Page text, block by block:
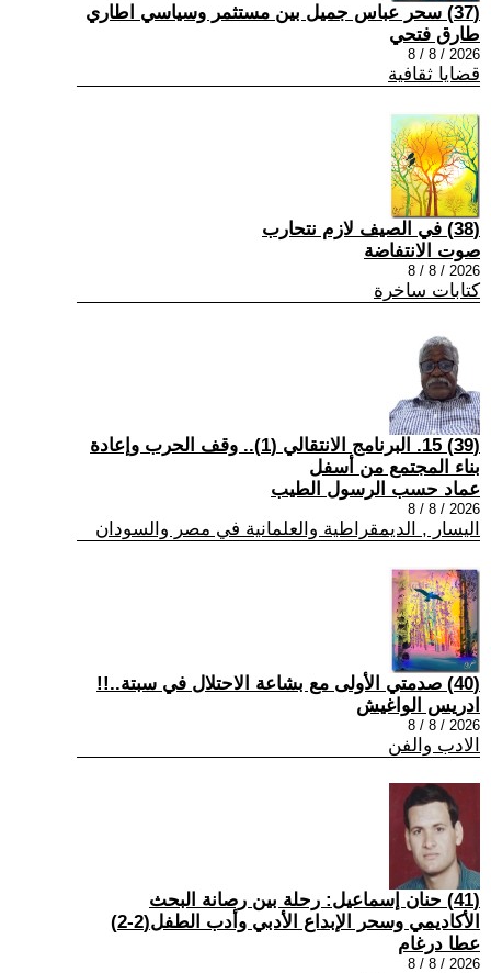
(37) سحر عباس جميل بين مستثمر وسياسي اطاري
طارق فتحي
2026 / 8 / 8
قضايا ثقافية
(38) في الصيف لازم نتحارب
صوت الانتفاضة
2026 / 8 / 8
كتابات ساخرة
(39) 15. البرنامج الانتقالي (1).. وقف الحرب وإعادة
بناء المجتمع من أسفل
عماد حسب الرسول الطيب
2026 / 8 / 8
اليسار , الديمقراطية والعلمانية في مصر والسودان
(40) صدمتي الأولى مع بشاعة الاحتلال في سبتة..!!
ادريس الواغيش
2026 / 8 / 8
الادب والفن
(41) حنان إسماعيل: رحلة بين رصانة البحث
الأكاديمي وسحر الإبداع الأدبي وأدب الطفل(2-2)
عطا درغام
2026 / 8 / 8